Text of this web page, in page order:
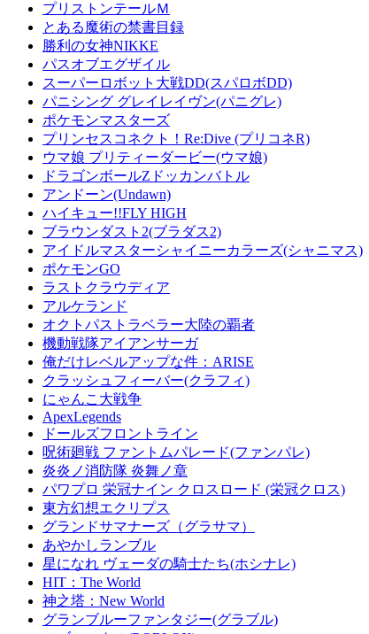
プリストンテールＭ
とある魔術の禁書目録
勝利の女神NIKKE
パスオブエグザイル
スーパーロボット大戦DD(スパロボDD)
パニシング グレイレイヴン(パニグレ)
ポケモンマスターズ
プリンセスコネクト！Re:Dive (プリコネR)
ウマ娘 プリティーダービー(ウマ娘)
ドラゴンボールZドッカンバトル
アンドーン(Undawn)
ハイキュー!!FLY HIGH
ブラウンダスト2(ブラダス2)
アイドルマスターシャイニーカラーズ(シャニマス)
ポケモンGO
ラストクラウディア
アルケランド
オクトパストラベラー大陸の覇者
機動戦隊アイアンサーガ
俺だけレベルアップな件：ARISE
クラッシュフィーバー(クラフィ)
にゃんこ大戦争
ApexLegends
ドールズフロントライン
呪術廻戦 ファントムパレード(ファンパレ)
炎炎ノ消防隊 炎舞ノ章
パワプロ 栄冠ナイン クロスロード (栄冠クロス)
東方幻想エクリプス
グランドサマナーズ（グラサマ）
あやかしランブル
星になれ ヴェーダの騎士たち(ホシナレ)
HIT：The World
神之塔：New World
グランブルーファンタジー(グラブル)